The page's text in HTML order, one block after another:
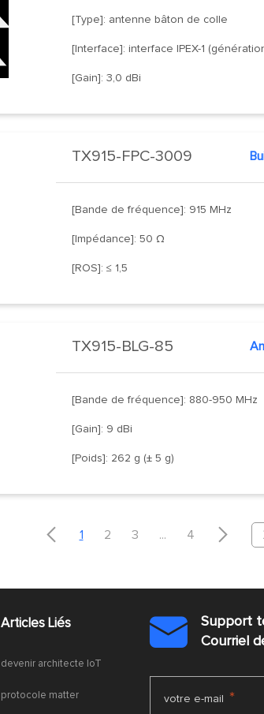
[Type]: antenne bâton de colle
[Interface]: interface IPEX-1
[Gain]: 3,0 dBi
TX915-FPC-3009
[Bande de fréquence]: 915 MHz
[Impédance]: 50 Ω
[ROS]: ≤ 1,5
TX915-BLG-85
[Bande de fréquence]: 880-950 MHz
[Gain]: 9 dBi
[Poids]: 262 g (± 5 g)
 1 2 3 ... 4 
Articles Liés
devenir architecte IoT
protocole matter

Support
Courriel
votre e-mail *